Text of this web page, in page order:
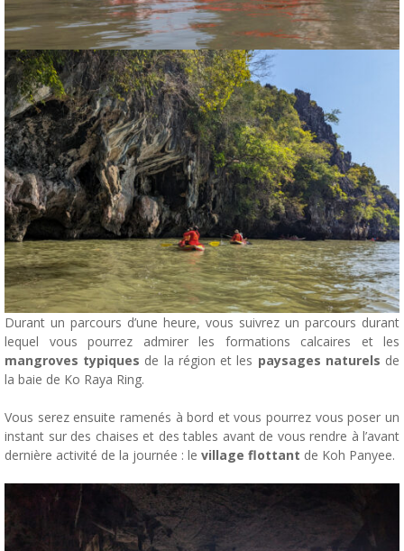
Durant un parcours d’une heure, vous suivrez un parcours durant
lequel vous pourrez admirer les formations calcaires et les
mangroves typiques de la région et les paysages naturels de
la baie de Ko Raya Ring.
Vous serez ensuite ramenés à bord et vous pourrez vous poser un
instant sur des chaises et des tables avant de vous rendre à l’avant
dernière activité de la journée : le village flottant de Koh Panyee.